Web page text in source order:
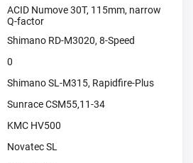
ACID Numove 30T, 115mm, narrow
Q-factor
Shimano RD-M3020, 8-Speed
0
Shimano SL-M315, Rapidfire-Plus
Sunrace CSM55,11-34
KMC HV500
Novatec SL